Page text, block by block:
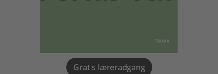
Gratis læreradgang